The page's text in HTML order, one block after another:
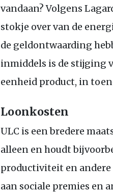
vandaan? Volgens
stokje over van de
de geldontwaarding
inmiddels is de stijging
eenheid product, in
Loonkosten
ULC is een bredere
alleen en houdt
productiviteit en andere
aan sociale premies en